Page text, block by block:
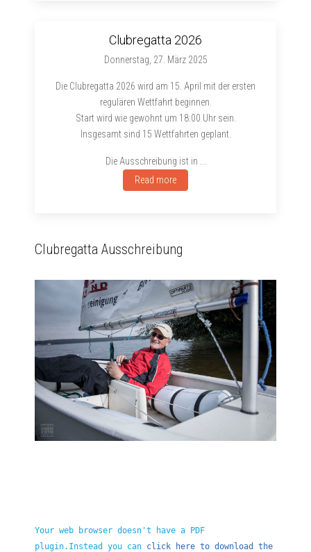
Clubregatta 2026
Donnerstag, 27. März 2025
Die Clubregatta 2026 wird am 15. April mit der ersten
regulären Wettfahrt beginnen.
Start wird wie gewohnt um 18:00 Uhr sein.
Insgesamt sind 15 Wettfahrten geplant.
Die Ausschreibung ist in
Read more
Clubregatta Ausschreibung
Your web browser doesn't have a PDF
plugin.Instead you can click here to download the